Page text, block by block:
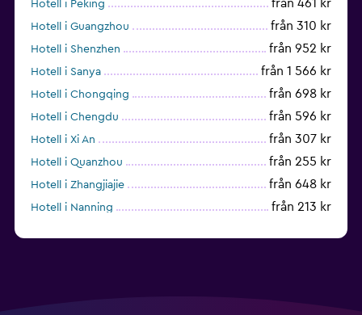
Hotell i Peking från 461 kr
Hotell i Guangzhou från 310 kr
Hotell i Shenzhen från 952 kr
Hotell i Sanya från 1 566 kr
Hotell i Chongqing från 698 kr
Hotell i Chengdu från 596 kr
Hotell i Xi An från 307 kr
Hotell i Quanzhou från 255 kr
Hotell i Zhangjiajie från 648 kr
Hotell i Nanning från 213 kr